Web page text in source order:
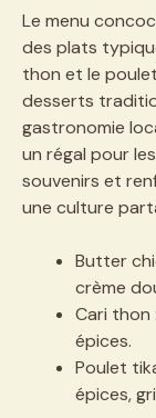
Le menu
des plats
thon et le
desserts
gastronomie
un régal pour
souvenirs et
une culture
Butter
crème
Cari thon
épices.
Poulet
épices,